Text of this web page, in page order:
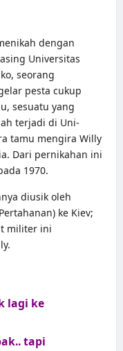
dengan
Universitas
seorang
pesta cukup
sesuatu yang
terjadi di Uni-
tamu mengira Willy
Dari pernikahan ini
1970.
diusik oleh
ke Kiev;
militer ini
lagi ke
tapi